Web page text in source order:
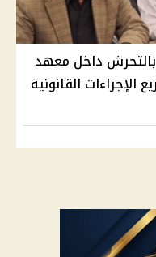
داخل معهد
الإجراءات القانونية